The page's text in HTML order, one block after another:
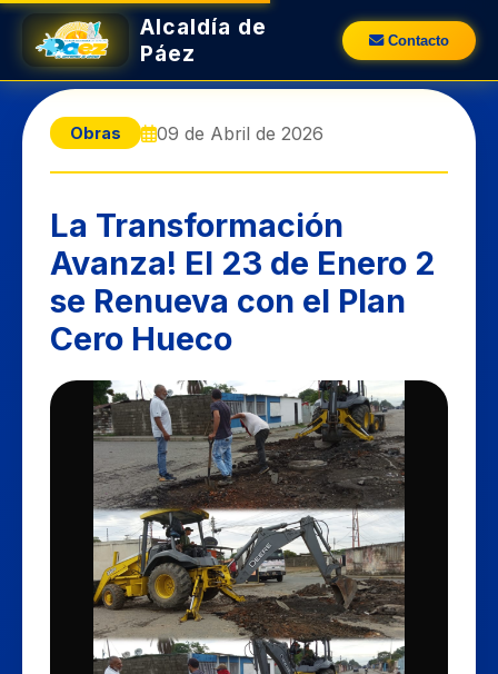
Alcaldía de
Páez
Contacto
Obras 09 de Abril de 2026
La Transformación
Avanza! El 23 de Enero 2
se Renueva con el Plan
Cero Hueco